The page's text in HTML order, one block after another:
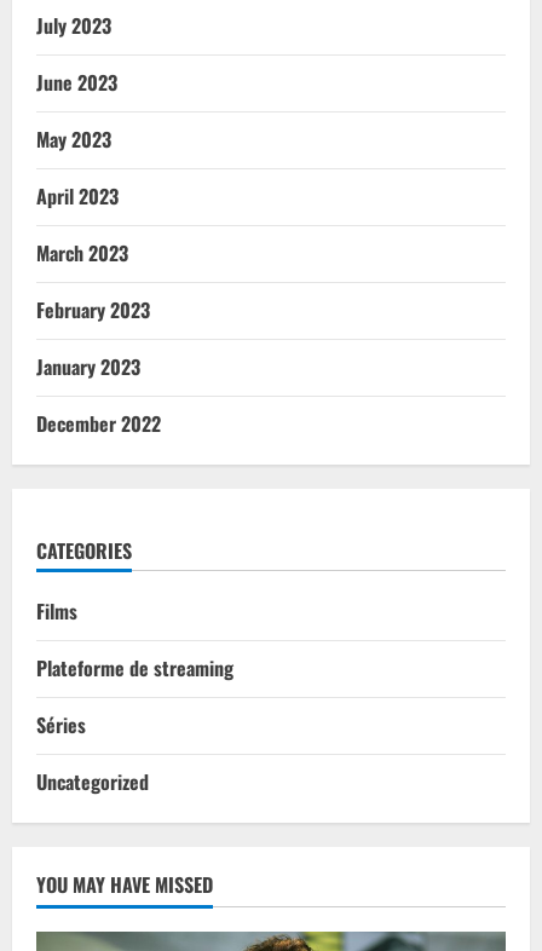
July 2023
June 2023
May 2023
April 2023
March 2023
February 2023
January 2023
December 2022
CATEGORIES
Films
Plateforme de streaming
Séries
Uncategorized
YOU MAY HAVE MISSED